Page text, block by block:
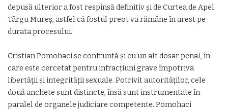
depusă ulterior a fost respinsă definitiv și de Curtea de Apel
Târgu Mureș, astfel că fostul preot va rămâne în arest pe
durata procesului.
Cristian Pomohaci se confruntă și cu un alt dosar penal, în
care este cercetat pentru infracțiuni grave împotriva
libertății și integrității sexuale. Potrivit autorităților, cele
două anchete sunt distincte, însă sunt instrumentate în
paralel de organele judiciare competente. Pomohaci